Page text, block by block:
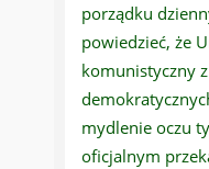
porządku
powiedzieć, że
komunistyczny
mydlenie oczu
oficjalnym